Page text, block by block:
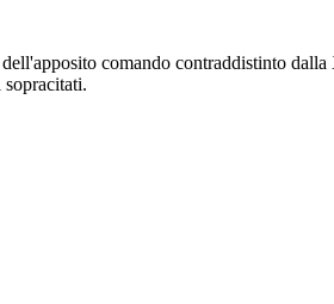
comando contraddistinto